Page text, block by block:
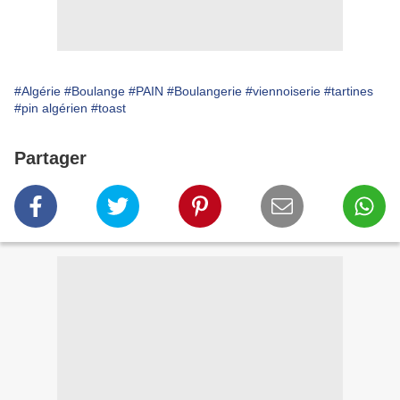
#Algérie #Boulange #PAIN #Boulangerie #viennoiserie #tartines
#pin algérien #toast
Partager